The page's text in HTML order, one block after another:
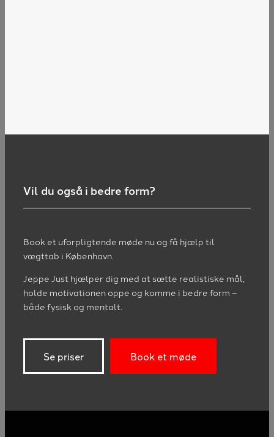
Vil du også i bedre form?
Book et uforpligtende møde nu og få hjælp til
vægttab i København.
Jeppe Just hjælper dig med at sætte realistiske mål,
holde motivationen oppe og komme i bedre form –
både fysisk og mentalt.
Se priser Book et møde